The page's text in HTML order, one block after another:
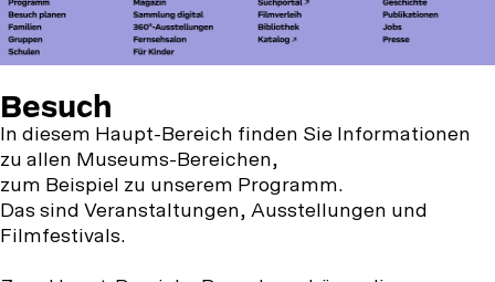
Besuch
In diesem Haupt-Bereich finden Sie Informationen
zu allen Museums-Bereichen,
zum Beispiel zu unserem Programm.
Das sind Veranstaltungen, Ausstellungen und
Filmfestivals.